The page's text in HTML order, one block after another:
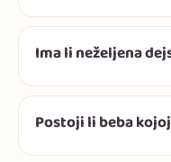
Ima li neželjena
Postoji li beba